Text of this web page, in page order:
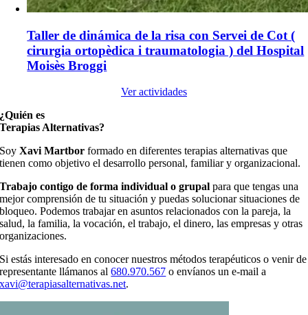
Taller de dinámica de la risa con Servei de Cot (
cirurgia ortopèdica i traumatologia ) del Hospital
Moisès Broggi
Ver actividades
¿Quién es
Terapias Alternativas?
SoyXavi Martbor formado en diferentes terapias alternativas que
tienen como objetivo el desarrollo personal, familiar y organizacional.
Trabajo contigo de forma individual o grupal para que tengas una
mejor comprensión de tu situación y puedas solucionar situaciones de
bloqueo. Podemos trabajar en asuntos relacionados con la pareja, la
salud, la familia, la vocación, el trabajo, el dinero, las empresas y otras
organizaciones.
Si estás interesado en conocer nuestros métodos terapéuticos o venir de
representante llámanos al680.970.567 o envíanos un e-mail a
xavi@terapiasalternativas.net.